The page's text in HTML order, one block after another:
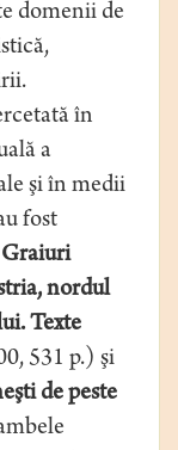
domenii de
în
a
şi în medii
fost
Graiuri
nordul
Texte
531 p.) şi
de peste